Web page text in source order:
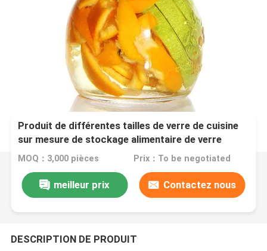
Produit de différentes tailles de verre de cuisine
sur mesure de stockage alimentaire de verre
Mason Jar pour les bonbons de biscuits épicés
MOQ：3,000 pièces Prix：To be negotiated
meilleur prix Contactez nous
DESCRIPTION DE PRODUIT